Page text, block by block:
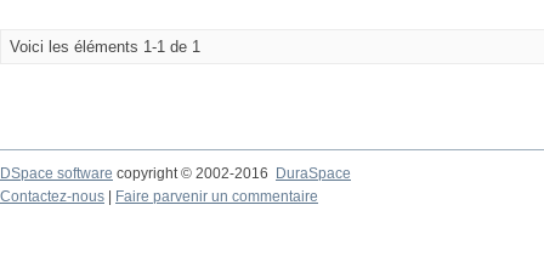
Voici les éléments 1-1 de 1
DSpace software copyright © 2002-2016
DuraSpace
Contactez-nous
Faire parvenir un commentaire